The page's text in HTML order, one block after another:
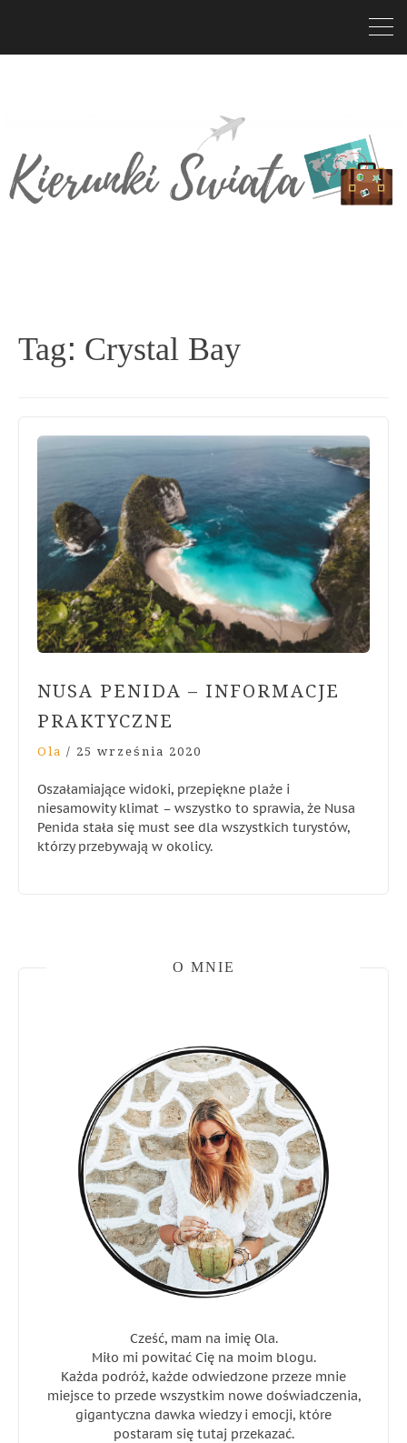
Tag: Crystal Bay
NUSA PENIDA – INFORMACJE
PRAKTYCZNE
Ola / 25 września 2020
Oszałamiające widoki, przepiękne plaże i
niesamowity klimat – wszystko to sprawia, że Nusa
Penida stała się must see dla wszystkich turystów,
którzy przebywają w okolicy.
O MNIE
Cześć, mam na imię Ola.
Miło mi powitać Cię na moim blogu.
Każda podróż, każde odwiedzone przeze mnie
miejsce to przede wszystkim nowe doświadczenia,
gigantyczna dawka wiedzy i emocji, które
postaram się tutaj przekazać.